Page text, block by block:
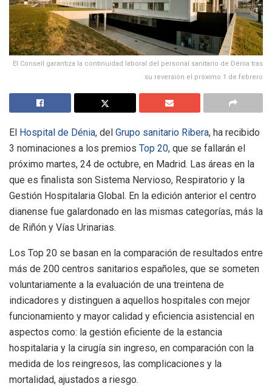
El Consell garantiza la continuidad laboral del personal sanitario de Dénia tras
su reversión el próximo 1 de febrero
El Hospital de Dénia, del Grupo sanitario Ribera, ha recibido
3 nominaciones a los premios Top 20, que se fallarán el
próximo martes, 24 de octubre, en Madrid. Las áreas en la
que es finalista son Sistema Nervioso, Respiratorio y la
Gestión Hospitalaria Global. En la edición anterior el centro
dianense fue galardonado en las mismas categorías, más la
de Riñón y Vías Urinarias.
Los Top 20 se basan en la comparación de resultados entre
más de 200 centros sanitarios españoles, que se someten
voluntariamente a la evaluación de una treintena de
indicadores y distinguen a aquellos hospitales con mejor
funcionamiento y mayor calidad y eficiencia asistencial en
aspectos como: la gestión eficiente de la estancia
hospitalaria y la cirugía sin ingreso, en comparación con la
medida de los reingresos, las complicaciones y la
mortalidad, ajustados a riesgo.